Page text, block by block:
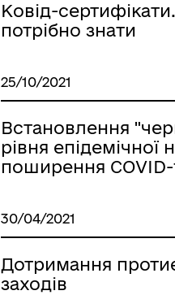
Ковід-
потрібно знати
25/10/2021
Встановлення
рівня епідемічної
поширення COVID-
30/04/2021
Дотримання
заходів